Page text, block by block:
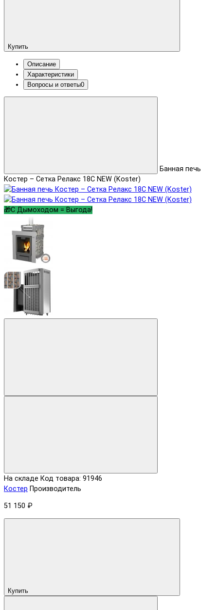
Купить
Описание
Характеристики
Вопросы и ответы0
Банная печь
Костер – Сетка Релакс 18С NEW (Koster)
🎁С Дымоходом = Выгода!
На складе Код товара: 91946
Костер Производитель
51 150 ₽
Купить